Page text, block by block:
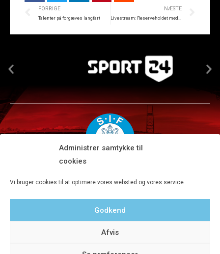
Administrer samtykke til
cookies
Vi bruger cookies til at optimere vores websted og vores service.
Godkend
Afvis
FORRIGE
Talenter på forgæves langfart
NÆSTE
Tlf 8680 4477 · Fax 8680 4647 · Kontortid man-fre kl. 9-15